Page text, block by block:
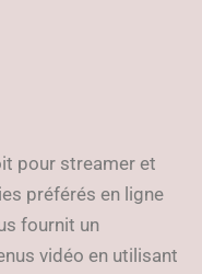
pour streamer et
préférés en ligne
fournit un
vidéo en utilisant